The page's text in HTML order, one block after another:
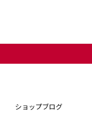
ショップブログ